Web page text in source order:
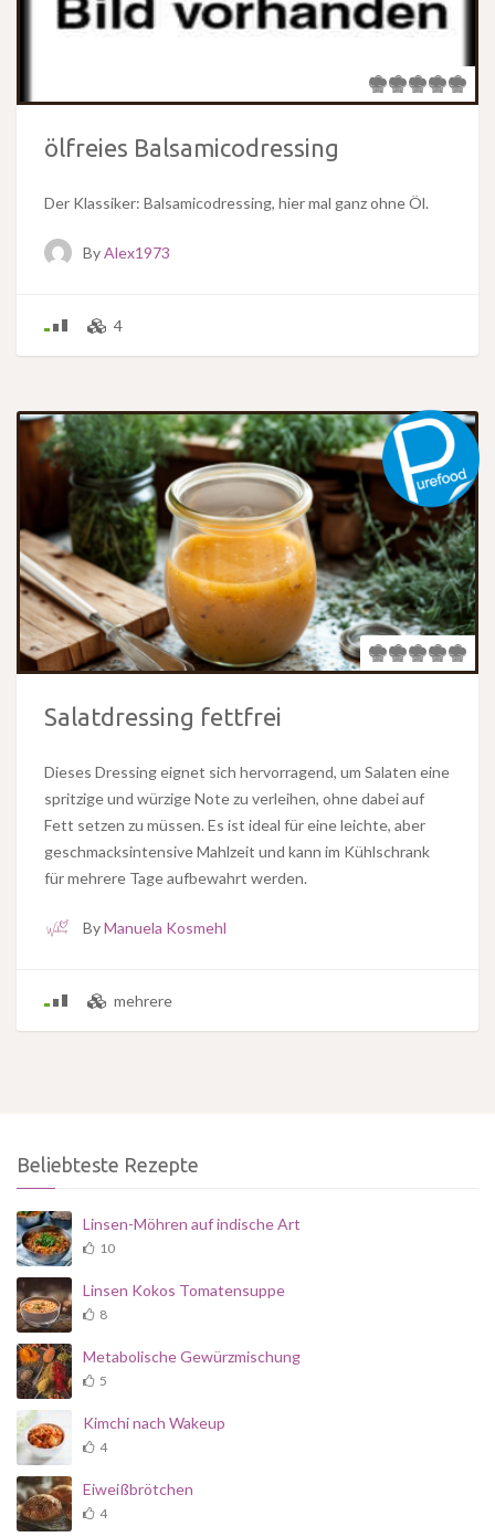
ölfreies Balsamicodressing
Der Klassiker: Balsamicodressing, hier mal ganz ohne Öl.
ByAlex1973
4
Salatdressing fettfrei
Dieses Dressing eignet sich hervorragend, um Salaten eine
spritzige und würzige Note zu verleihen, ohne dabei auf
Fett setzen zu müssen. Es ist ideal für eine leichte, aber
geschmacksintensive Mahlzeit und kann im Kühlschrank
für mehrere Tage aufbewahrt werden.
ByManuela Kosmehl
mehrere
Beliebteste Rezepte
Linsen-Möhren auf indische Art
10
Linsen Kokos Tomatensuppe
8
Metabolische Gewürzmischung
5
Kimchi nach Wakeup
4
Eiweißbrötchen
4